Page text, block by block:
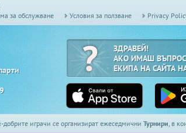
за обслужване Условия за ползване Privacy
ЗДРАВЕЙ!
АКО ИМАШ
ЕКИПА НА САЙТА
добрите играчи се организират ежеседмични Турнири, в